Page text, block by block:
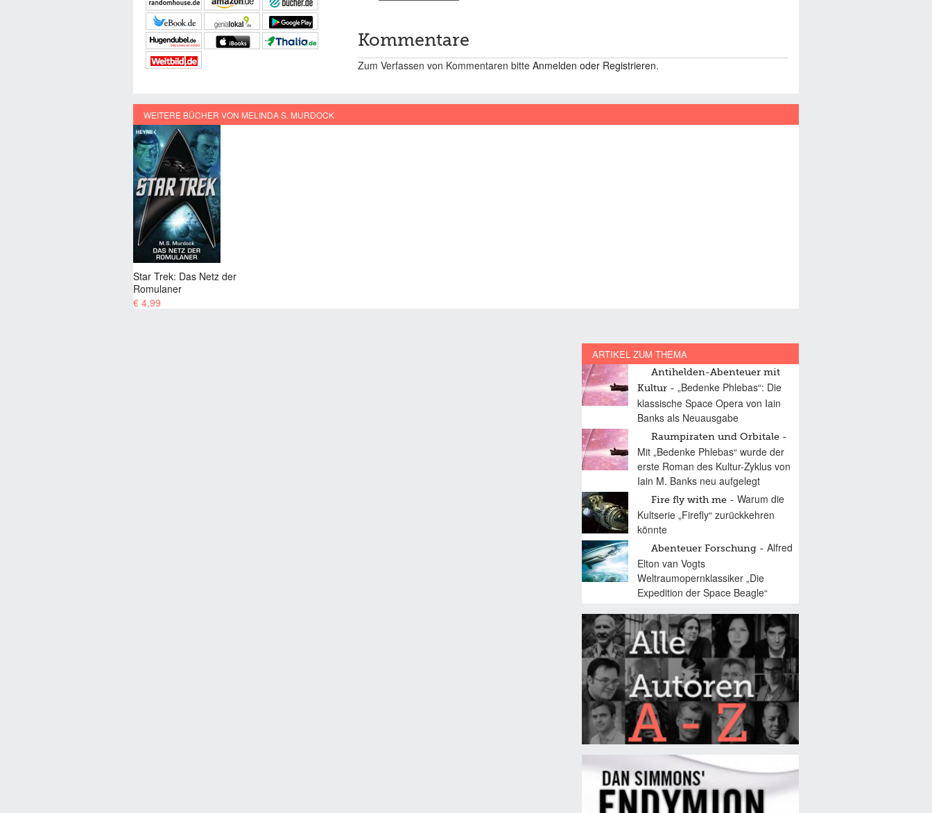
Kommentare
Zum Verfassen von Kommentaren bitte Anmelden oder Registrieren.
WEITERE BÜCHER VON MELINDA S. MURDOCK
Star Trek: Das Netz der
Romulaner
€ 4,99
ARTIKEL ZUM THEMA
Antihelden-Abenteuer mit
Kultur
„Bedenke Phlebas“: Die
klassische Space Opera von Iain
Banks als Neuausgabe
Raumpiraten und Orbitale
Mit „Bedenke Phlebas“ wurde der
erste Roman des Kultur-Zyklus von
Iain M. Banks neu aufgelegt
Fire fly with me
Warum die
Kultserie „Firefly“ zurückkehren
könnte
Abenteuer Forschung
Alfred
Elton van Vogts
Weltraumopernklassiker „Die
Expedition der Space Beagle“